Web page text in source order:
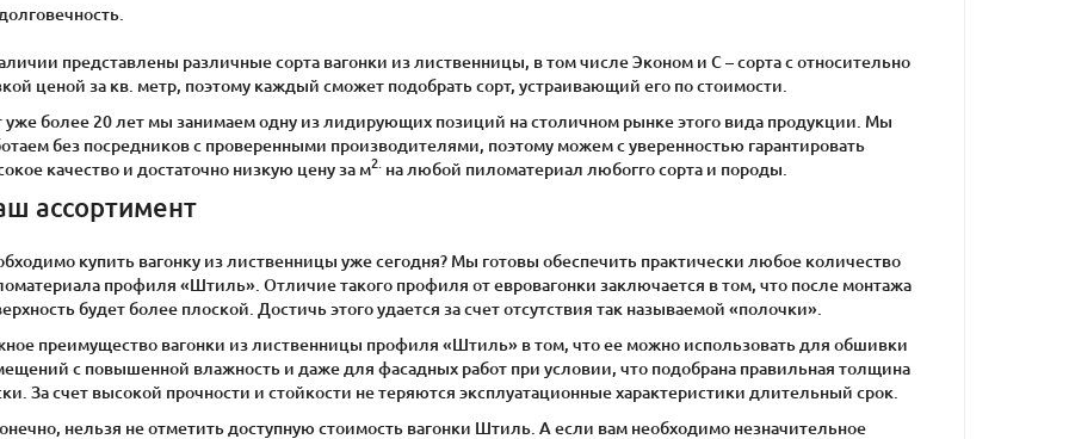
долговечность.
представлены различные сорта вагонки из лиственницы, в том числе Эконом и С – сорта с относительно
ценой за кв. метр, поэтому каждый сможет подобрать сорт, устраивающий его по стоимости.
уже более 20 лет мы занимаем одну из лидирующих позиций на столичном рынке этого вида продукции. Мы
без посредников с проверенными производителями, поэтому можем с уверенностью гарантировать
качество и достаточно низкую цену за м2. на любой пиломатериал любогго сорта и породы.
ассортимент
купить вагонку из лиственницы уже сегодня? Мы готовы обеспечить практически любое количество
профиля «Штиль». Отличие такого профиля от евровагонки заключается в том, что после монтажа
будет более плоской. Достичь этого удается за счет отсутствия так называемой «полочки».
преимущество вагонки из лиственницы профиля «Штиль» в том, что ее можно использовать для обшивки
с повышенной влажность и даже для фасадных работ при условии, что подобрана правильная толщина
За счет высокой прочности и стойкости не теряются эксплуатационные характеристики длительный срок.
нельзя не отметить доступную стоимость вагонки Штиль. А если вам необходимо незначительное